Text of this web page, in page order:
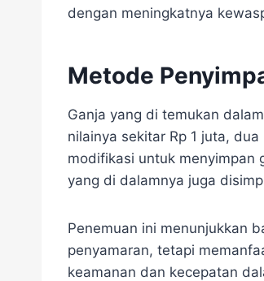
dengan meningkatnya
Metode
Ganja yang di temukan
nilainya sekitar Rp 1 juta,
modifikasi untuk menyimpan
yang di dalamnya juga
Penemuan ini menunjukkan
penyamaran, tetapi
keamanan dan kecepatan